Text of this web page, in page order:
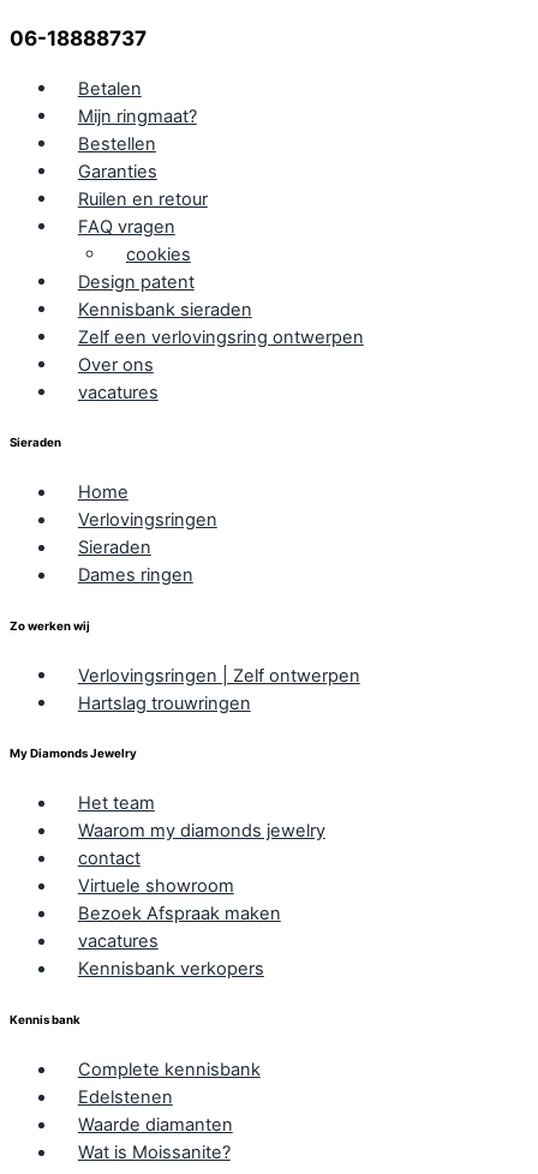
06-18888737
Betalen
Mijn ringmaat?
Bestellen
Garanties
Ruilen en retour
FAQ vragen
cookies
Design patent
Kennisbank sieraden
Zelf een verlovingsring ontwerpen
Over ons
vacatures
Sieraden
Home
Verlovingsringen
Sieraden
Dames ringen
Zo werken wij
Verlovingsringen | Zelf ontwerpen
Hartslag trouwringen
My Diamonds Jewelry
Het team
Waarom my diamonds jewelry
contact
Virtuele showroom
Bezoek Afspraak maken
vacatures
Kennisbank verkopers
Kennis bank
Complete kennisbank
Edelstenen
Waarde diamanten
Wat is Moissanite?